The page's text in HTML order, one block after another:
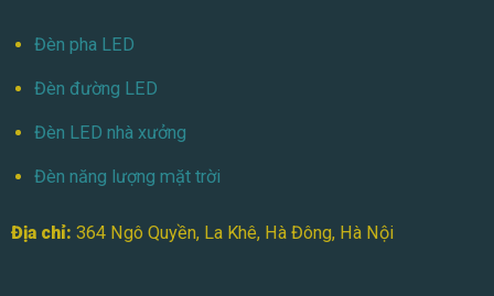
Đèn pha LED
Đèn đường LED
Đèn LED nhà xưởng
Đèn năng lượng mặt trời
Địa chỉ: 364 Ngô Quyền, La Khê, Hà Đông, Hà Nội